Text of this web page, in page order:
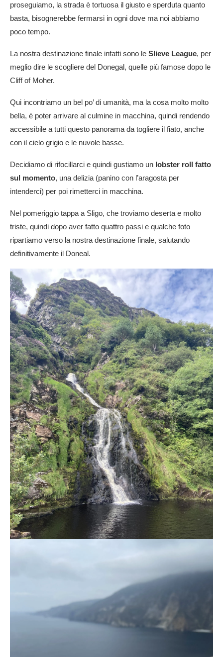
proseguiamo, la strada è tortuosa il giusto e sperduta quanto
basta, bisognerebbe fermarsi in ogni dove ma noi abbiamo
poco tempo.
La nostra destinazione finale infatti sono le Slieve League, per
meglio dire le scogliere del Donegal, quelle più famose dopo le
Cliff of Moher.
Qui incontriamo un bel po’ di umanità, ma la cosa molto molto
bella, è poter arrivare al culmine in macchina, quindi rendendo
accessibile a tutti questo panorama da togliere il fiato, anche
con il cielo grigio e le nuvole basse.
Decidiamo di rifocillarci e quindi gustiamo un lobster roll fatto
sul momento, una delizia (panino con l’aragosta per
intenderci) per poi rimetterci in macchina.
Nel pomeriggio tappa a Sligo, che troviamo deserta e molto
triste, quindi dopo aver fatto quattro passi e qualche foto
ripartiamo verso la nostra destinazione finale, salutando
definitivamente il Doneal.